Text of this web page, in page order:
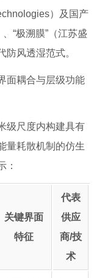
）及国产
“极溯膜”（江苏盛
风透湿范式。
面耦合与层级功能
级尺度内构建具有
量耗散机制的仿生
：
关键界面
特征
代表
供应
商/技
术